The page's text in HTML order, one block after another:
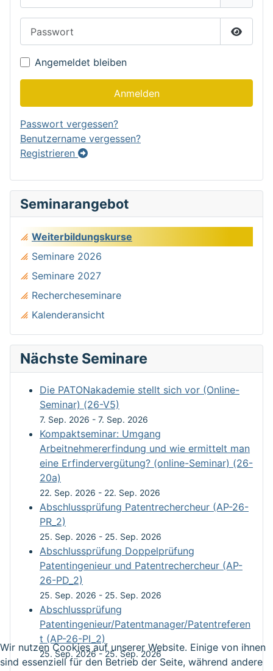
Angemeldet bleiben
Anmelden
Passwort vergessen?
Benutzername vergessen?
Registrieren
Seminarangebot
Weiterbildungskurse
Seminare 2026
Seminare 2027
Rechercheseminare
Kalenderansicht
Nächste Seminare
Die PATONakademie stellt sich vor (Online-
Seminar) (26-V5)
7. Sep. 2026 - 7. Sep. 2026
Kompaktseminar: Umgang
Arbeitnehmererfindung und wie ermittelt man
eine Erfindervergütung? (online-Seminar) (26-
20a)
22. Sep. 2026 - 22. Sep. 2026
Abschlussprüfung Patentrechercheur (AP-26-
PR_2)
25. Sep. 2026 - 25. Sep. 2026
Abschlussprüfung Doppelprüfung
Patentingenieur und Patentrechercheur (AP-
26-PD_2)
25. Sep. 2026 - 25. Sep. 2026
Abschlussprüfung
Patentingenieur/Patentmanager/Patentreferen
t (AP-26-PI_2)
25. Sep. 2026-25. Sep. 2026
Wir nutzen Cookies auf unserer Website. Einige von ihnen
sind essenziell für den Betrieb der Seite, während andere